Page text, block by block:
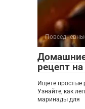
рецепт
Ищете простые
Узнайте, как
маринады для